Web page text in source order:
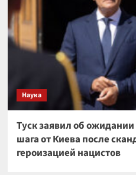
Наука
Туск заявил об ожидании
шага от Киева после
героизацией нацистов